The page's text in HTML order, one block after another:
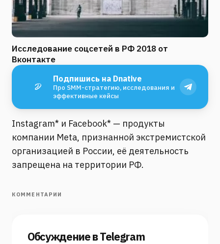
Исследование соцсетей в РФ 2018 от
Вконтакте
Подпишись на Dnative
Про SMM-стратегию, исследования и
эффективные кейсы
Instagram* и Facebook* — продукты
компании Meta, признанной экстремистской
организацией в России, её деятельность
запрещена на территории РФ.
КОММЕНТАРИИ
Обсуждение в Telegram